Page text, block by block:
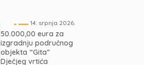
14. srpnja 2026.
50.000,00 eura za
izgradnju područnog
objekta “Gita”
Dječjeg vrtića